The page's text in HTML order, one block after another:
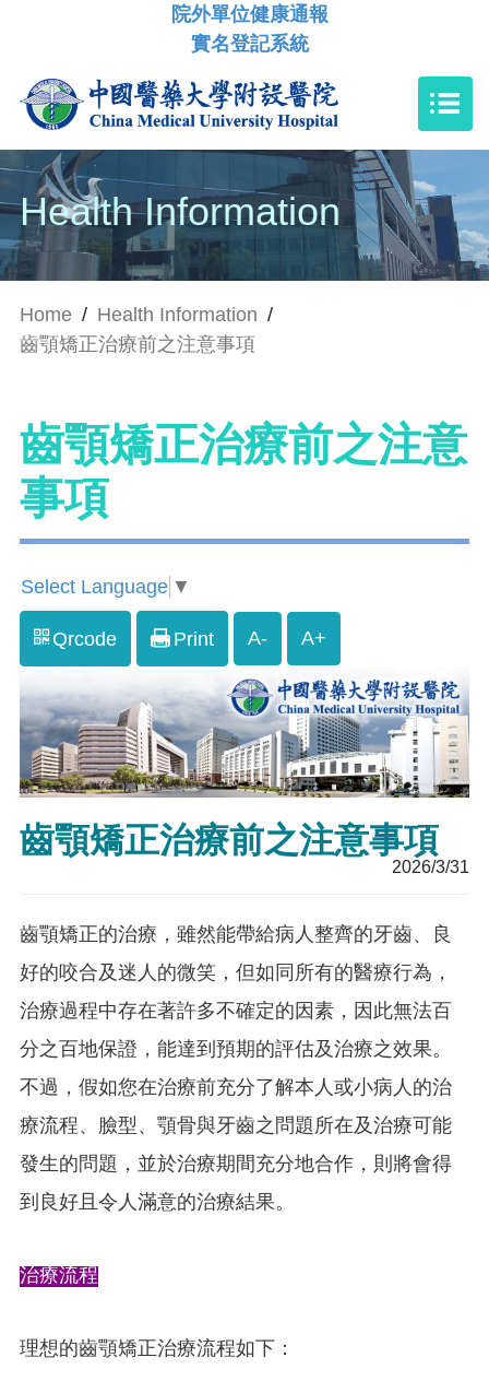
院外單位健康通報
實名登記系統
Health Information
Home / Health Information /
齒顎矯正治療前之注意事項
齒顎矯正治療前之注意
事項
Select Language ▼
Qrcode Print A- A+
齒顎矯正治療前之注意事項
2026/3/31
齒顎矯正的治療，雖然能帶給病人整齊的牙齒、良
好的咬合及迷人的微笑，但如同所有的醫療行為，
治療過程中存在著許多不確定的因素，因此無法百
分之百地保證，能達到預期的評估及治療之效果。
不過，假如您在治療前充分了解本人或小病人的治
療流程、臉型、顎骨與牙齒之問題所在及治療可能
發生的問題，並於治療期間充分地合作，則將會得
到良好且令人滿意的治療結果。
治療流程
理想的齒顎矯正治療流程如下：